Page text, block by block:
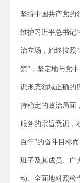
坚持中国共产党的
维护习近平总书记
治立场，始终按照
禁”，坚定地与党
识形态领域正确的
持稳定的政治局面
服务的宗旨意识，
百年”的奋斗目标而
班子及其成员、广
动、全面地对照检